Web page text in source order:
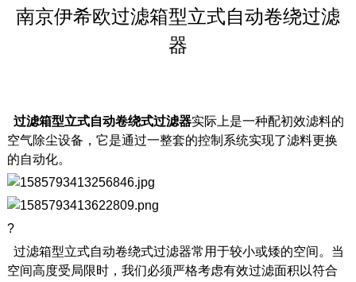
南京伊希欧过滤箱型立式自动卷绕过滤
器
过滤箱型立式自动卷绕式过滤器实际上是一种配初效滤料的
空气除尘设备，它是通过一整套的控制系统实现了滤料更换
的自动化。
?
过滤箱型立式自动卷绕式过滤器常用于较小或矮的空间。当
空间高度受局限时，我们必须严格考虑有效过滤面积以符合